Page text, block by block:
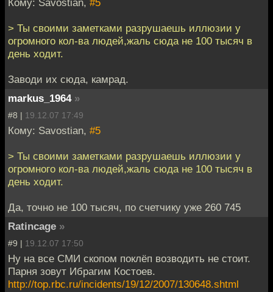
Кому: Savostian, #5
> Ты своими заметками разрушаешь иллюзии у
огромного кол-ва людей,жаль сюда не 100 тысяч в
день ходит.
Заводи их сюда, камрад.
markus_1964 »
#8 | 19.12.07 17:49
Кому: Savostian, #5
> Ты своими заметками разрушаешь иллюзии у
огромного кол-ва людей,жаль сюда не 100 тысяч в
день ходит.
Да, точно не 100 тысяч, по счетчику уже 260 745
Ratincage »
#9 | 19.12.07 17:50
Ну на все СМИ скопом поклёп возводить не стоит.
Парня зовут Ибрагим Костоев.
http://top.rbc.ru/incidents/19/12/2007/130648.shtml